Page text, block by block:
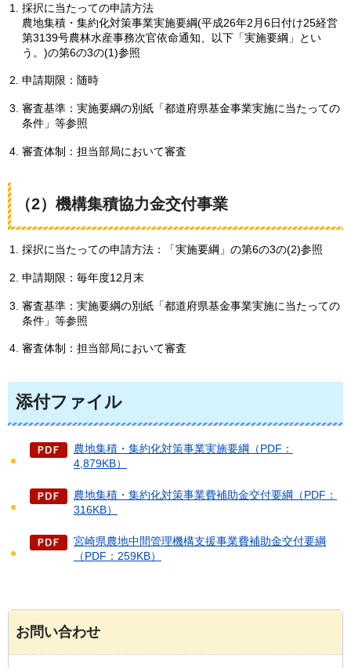
採択に当たっての申請方法
農地集積・集約化対策事業実施要綱(平成26年2月6日付け25経営
第3139号農林水産事務次官依命通知、以下「実施要綱」とい
う。)の第6の3の(1)参照
申請期限：随時
審査基準：実施要綱の別紙「都道府県基金事業実施に当たっての
条件」等参照
審査体制：担当部局において審査
（2）機構集積協力金交付事業
採択に当たっての申請方法：「実施要綱」の第6の3の(2)参照
申請期限：毎年度12月末
審査基準：実施要綱の別紙「都道府県基金事業実施に当たっての
条件」等参照
審査体制：担当部局において審査
添付ファイル
農地集積・集約化対策事業実施要綱（PDF：
4,879KB）
農地集積・集約化対策事業費補助金交付要綱（PDF：
316KB）
宮崎県農地中間管理機構支援事業費補助金交付要綱
（PDF：259KB）
お問い合わせ